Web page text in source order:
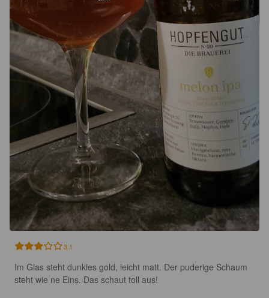
3.1
Im Glas steht dunkles gold, leicht matt. Der puderige Schaum
steht wie ne Eins. Das schaut toll aus!